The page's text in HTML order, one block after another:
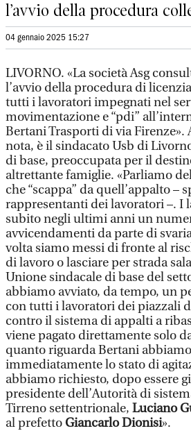
l’avvio della procedura
04 gennaio 2025 15:27
LIVORNO. «La società Asg
l’avvio della procedura di
tutti i lavoratori impegnati nel
movimentazione e “pdi”
Bertani Trasporti di via Firenze».
nota, è il sindacato Usb di
di base, preoccupata per il
altrettante famiglie. «Parliamo
che “scappa” da quell’appalto –
rappresentanti dei lavoratori –. I
subito negli ultimi anni un
avvicendamenti da parte di
volta siamo messi di fronte al
di lavoro o lasciare per strada
Unione sindacale di base del
abbiamo avviato, da tempo, un
con tutti i lavoratori dei piazzali
contro il sistema di appalti a
viene pagato direttamente solo
quanto riguarda Bertani
immediatamente lo stato di
abbiamo richiesto, dopo essere
presidente dell’Autorità di
Tirreno settentrionale, Luciano
al prefettoGiancarlo Dionisi».